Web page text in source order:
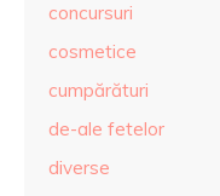
concursuri
cosmetice
cumpărături
de-ale fetelor
diverse